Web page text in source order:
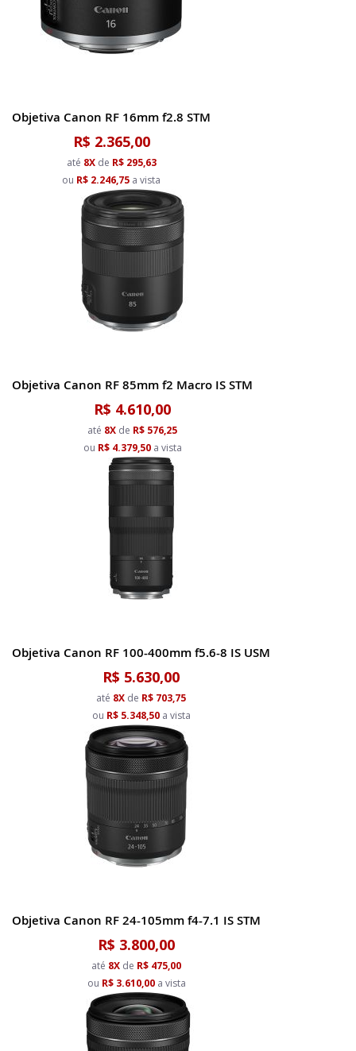
Objetiva Canon RF 16mm f2.8 STM
R$ 2.365,00
até 8Xde R$ 295,63
ou R$ 2.246,75 a vista
Objetiva Canon RF 85mm f2 Macro IS STM
R$ 4.610,00
até 8X de R$ 576,25
ou R$ 4.379,50a vista
Objetiva Canon RF 100-400mm f5.6-8 IS USM
R$ 5.630,00
até 8X de R$ 703,75
ou R$ 5.348,50a vista
Objetiva Canon RF 24-105mm f4-7.1 IS STM
R$ 3.800,00
até 8X de R$ 475,00
ou R$ 3.610,00a vista